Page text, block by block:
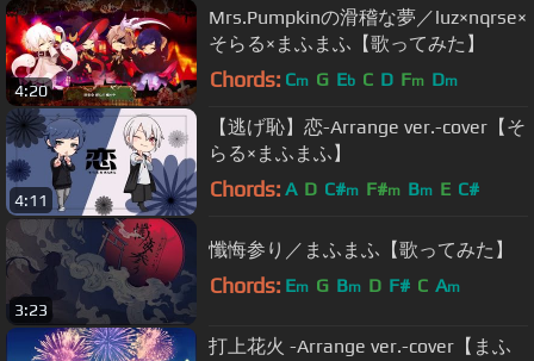
4:20
Mrs.Pumpkinの滑稽な夢／luz×nqrse×
そらる×まふまふ【歌ってみた】
Chords: Cm G Eb C D Fm Dm
4:11
【逃げ恥】恋-Arrange ver.-cover【そ
らる×まふまふ】
Chords: A D C#m F#m Bm E C#
3:23
懺悔参り／まふまふ【歌ってみた】
Chords: Em G Bm D F# C Am
打上花火 -Arrange ver.-cover【まふ